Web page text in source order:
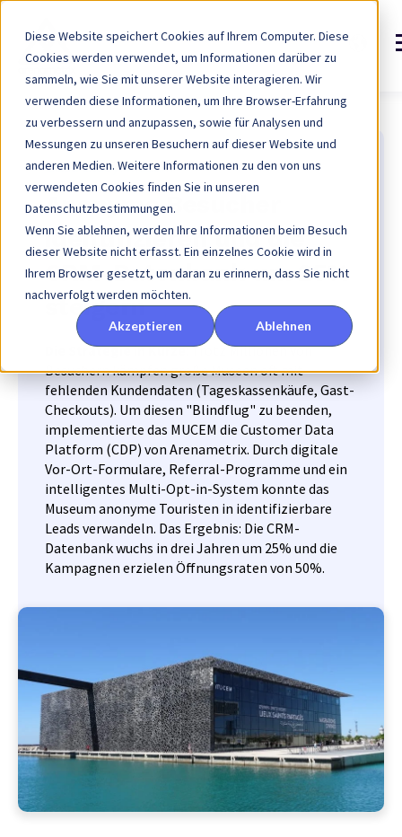
Diese Website speichert Cookies auf Ihrem Computer. Diese
Cookies werden verwendet, um Informationen darüber zu
sammeln, wie Sie mit unserer Website interagieren. Wir
verwenden diese Informationen, um Ihre Browser-Erfahrung
zu verbessern und anzupassen, sowie für Analysen und
Messungen zu unseren Besuchern auf dieser Website und
anderen Medien. Weitere Informationen zu den von uns
verwendeten Cookies finden Sie in unseren
Datenschutzbestimmungen.
Wenn Sie ablehnen, werden Ihre Informationen beim Besuch
dieser Website nicht erfasst. Ein einzelnes Cookie wird in
Ihrem Browser gesetzt, um daran zu erinnern, dass Sie nicht
nachverfolgt werden möchten.
Akzeptieren Ablehnen
Case Study: Mucem
Anonyme Besucher
identifizieren und die
CRM-Datenbank um 25%
steigern
Die Strategie in Kürze: Trotz Millionen von
Besuchern kämpfen große Museen oft mit
fehlenden Kundendaten (Tageskassenkäufe, Gast-
Checkouts). Um diesen "Blindflug" zu beenden,
implementierte das MUCEM die Customer Data
Platform (CDP) von Arenametrix. Durch digitale
Vor-Ort-Formulare, Referral-Programme und ein
intelligentes Multi-Opt-in-System konnte das
Museum anonyme Touristen in identifizierbare
Leads verwandeln. Das Ergebnis: Die CRM-
Datenbank wuchs in drei Jahren um 25% und die
Kampagnen erzielen Öffnungsraten von 50%.